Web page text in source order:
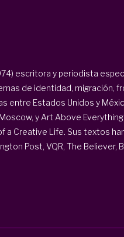
escritora y periodista
de identidad, migración,
entre Estados Unidos y
y Art Above
a Creative Life. Sus textos
Post, VQR, The Believer,